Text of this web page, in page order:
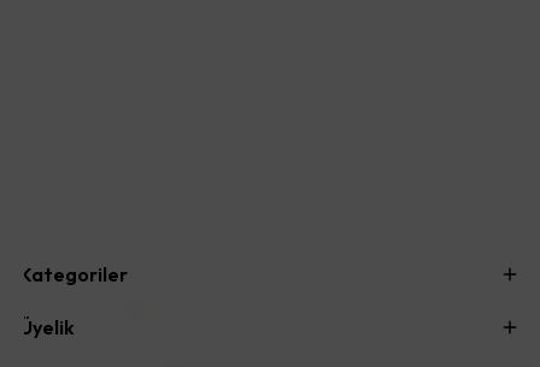
Kategoriler
Üyelik